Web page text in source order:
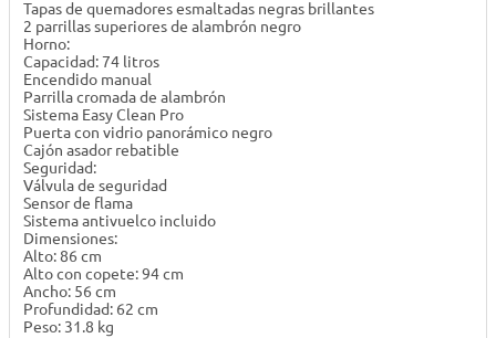
Tapas de quemadores esmaltadas negras brillantes
2 parrillas superiores de alambrón negro
Horno:
Capacidad: 74 litros
Encendido manual
Parrilla cromada de alambrón
Sistema Easy Clean Pro
Puerta con vidrio panorámico negro
Cajón asador rebatible
Seguridad:
Válvula de seguridad
Sensor de flama
Sistema antivuelco incluido
Dimensiones:
Alto: 86 cm
Alto con copete: 94 cm
Ancho: 56 cm
Profundidad: 62 cm
Peso: 31.8 kg